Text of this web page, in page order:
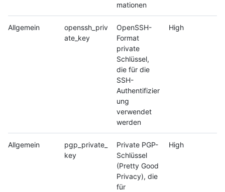
mationen
Allgemein
openssh_priv
ate_key
OpenSSH-
Format
private
Schlüssel,
die für die
SSH-
Authentifizier
ung
verwendet
werden
High
Allgemein
pgp_private_
key
Private PGP-
Schlüssel
(Pretty Good
Privacy), die
für
High